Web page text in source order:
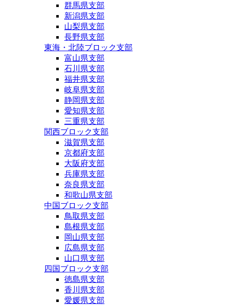
群馬県支部
新潟県支部
山梨県支部
長野県支部
東海・北陸ブロック支部
富山県支部
石川県支部
福井県支部
岐阜県支部
静岡県支部
愛知県支部
三重県支部
関西ブロック支部
滋賀県支部
京都府支部
大阪府支部
兵庫県支部
奈良県支部
和歌山県支部
中国ブロック支部
鳥取県支部
島根県支部
岡山県支部
広島県支部
山口県支部
四国ブロック支部
徳島県支部
香川県支部
愛媛県支部